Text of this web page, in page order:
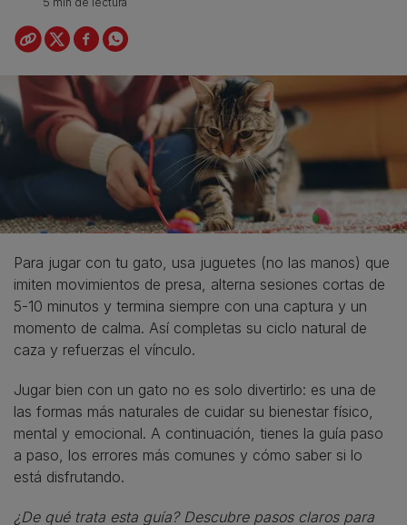
Para jugar con tu gato, usa juguetes (no las manos) que
imiten movimientos de presa, alterna sesiones cortas de
5-10 minutos y termina siempre con una captura y un
momento de calma. Así completas su ciclo natural de
caza y refuerzas el vínculo.
Jugar bien con un gato no es solo divertirlo: es una de
las formas más naturales de cuidar su bienestar físico,
mental y emocional. A continuación, tienes la guía paso
a paso, los errores más comunes y cómo saber si lo
está disfrutando.
¿De qué trata esta guía? Descubre pasos claros para